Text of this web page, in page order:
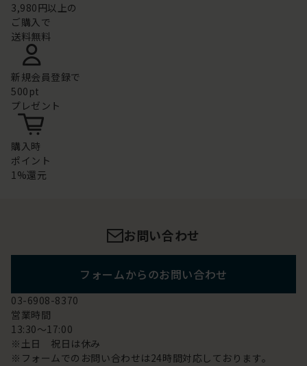
3,980円以上の
ご購入で
送料無料
新規会員登録で
500pt
プレゼント
購入時
ポイント
1%還元
お問い合わせ
フォームからのお問い合わせ
03-6908-8370
営業時間
13:30～17:00
※土日 祝日は休み
※フォームでのお問い合わせは24時間対応しております。